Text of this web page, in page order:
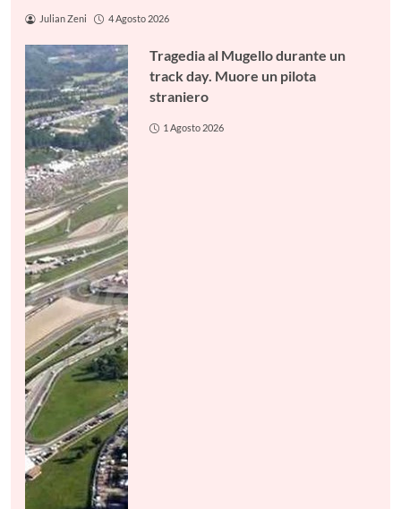
Julian Zeni 4 Agosto 2026
Tragedia al Mugello durante un
track day. Muore un pilota
straniero
1 Agosto 2026